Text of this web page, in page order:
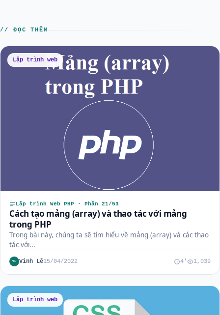
// ĐỌC THÊM
Lập trình web
Lập trình Web PHP · Phần 21/53
Cách tạo mảng (array) và thao tác với mảng
trong PHP
Trong bài này, chúng ta sẽ tìm hiểu về mảng (array) và các thao
tác với...
VL Vinh Lê15/04/2022 4' 1,039
Lập trình web